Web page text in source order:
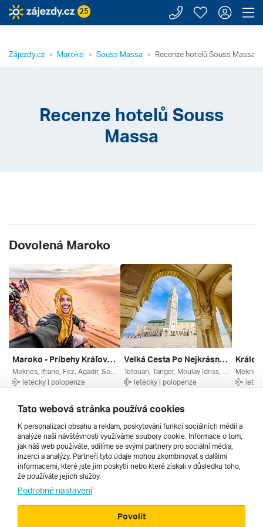
25 Zavolejte
Moje
Zájezdy.cz Maroko Souss Massa Recenze hotelů Souss Massa
Recenze hotelů Souss
Massa
Dovolená Maroko
Maroko - Príbehy Kráľov A Berberov
letecky | polopenze
26 771 Kč
Velká Cesta Po Nejkrásnějších Místech Maroka
letecky | polopenze
27 990 Kč
Všechny
Cestopisy
Tato webová stránka používá cookies
K personalizaci obsahu a reklam, poskytování funkcí sociálních médií a
analýze naší návštěvnosti využíváme soubory cookie. Informace o tom,
jak náš web používáte, sdílíme se svými partnery pro sociální média,
inzerci a analýzy. Partneři tyto údaje mohou zkombinovat s dalšími
informacemi, které jste jim poskytli nebo které získali v důsledku toho,
že používáte jejich služby.
Podrobné nastavení
Povolit